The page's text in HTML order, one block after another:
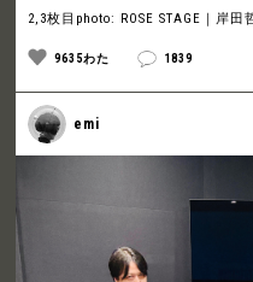
2,3枚目photo: ROSE STAGE｜岸
9635わた 1839
emi